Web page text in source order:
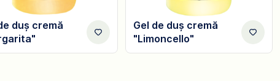
duș cremă
Gel de duș cremă
"Limoncello"